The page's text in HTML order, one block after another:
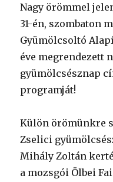
Nagy örömmel
31-én, szombaton
Gyümölcsoltó
éve megrendezett
gyümölcsésznap
programját!
Külön örömünkre
Zselici
Mihály Zoltán
a mozsgói Ölbei